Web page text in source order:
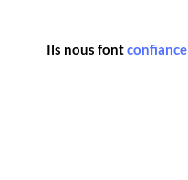
Ils nous fontconfiance